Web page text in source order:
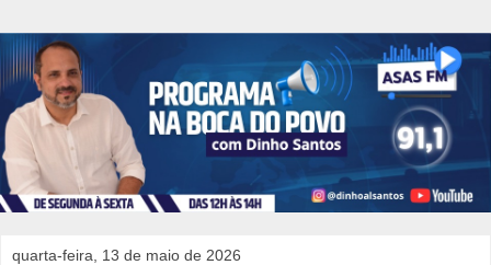
quarta-feira, 13 de maio de 2026